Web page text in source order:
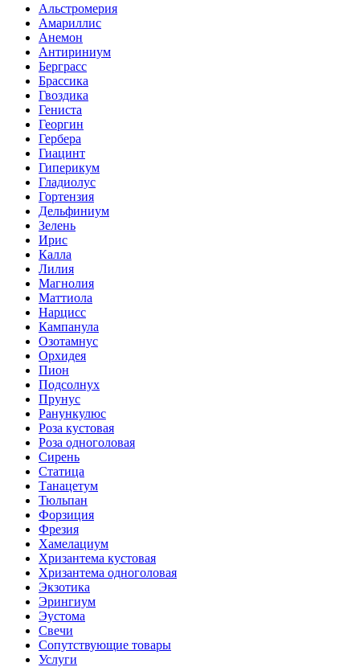
Альстромерия
Амариллис
Анемон
Антириниум
Берграсс
Брассика
Гвоздика
Гениста
Георгин
Гербера
Гиацинт
Гиперикум
Гладиолус
Гортензия
Дельфиниум
Зелень
Ирис
Калла
Лилия
Магнолия
Маттиола
Нарцисс
Кампанула
Озотамнус
Орхидея
Пион
Подсолнух
Прунус
Ранункулюс
Роза кустовая
Роза одноголовая
Сирень
Статица
Танацетум
Тюльпан
Форзиция
Фрезия
Хамелациум
Хризантема кустовая
Хризантема одноголовая
Экзотика
Эрингиум
Эустома
Свечи
Сопутствующие товары
Услуги